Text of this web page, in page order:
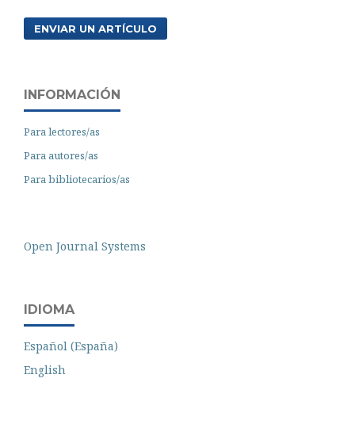
ENVIAR UN ARTÍCULO
INFORMACIÓN
Para lectores/as
Para autores/as
Para bibliotecarios/as
Open Journal Systems
IDIOMA
Español (España)
English